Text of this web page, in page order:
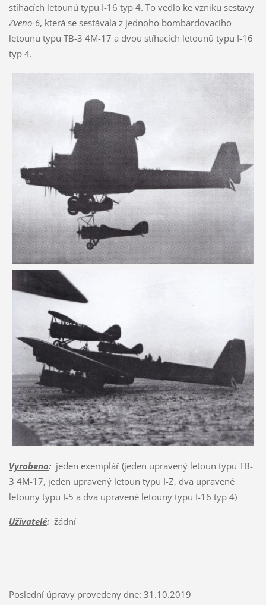
stíhacích letounů typu I-16 typ 4. To vedlo ke vzniku sestavy
Zveno-6, která se sestávala z jednoho bombardovacího
letounu typu TB-3 4M-17 a dvou stíhacích letounů typu I-16
typ 4.
Vyrobeno:jeden exemplář (jeden upravený letoun typu TB-
3 4M-17, jeden upravený letoun typu I-Z, dva upravené
letouny typu I-5 a dva upravené letouny typu I-16 typ 4)
Uživatelé:žádní
Poslední úpravy provedeny dne: 31.10.2019